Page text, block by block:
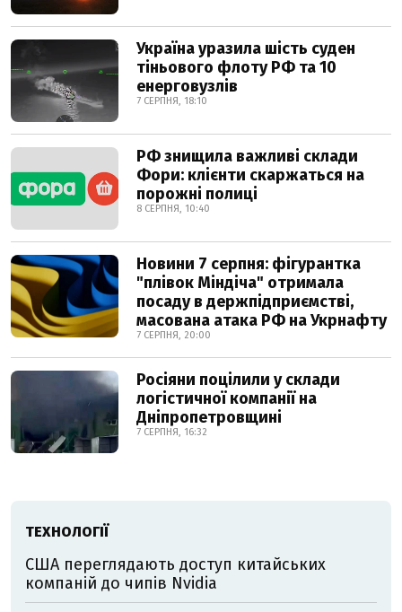
Україна уразила шість суден
тіньового флоту РФ та 10
енерговузлів
7 СЕРПНЯ, 18:10
РФ знищила важливі склади
Фори: клієнти скаржаться на
порожні полиці
8 СЕРПНЯ, 10:40
Новини 7 серпня: фігурантка
"плівок Міндіча" отримала
посаду в держпідприємстві,
масована атака РФ на Укрнафту
7 СЕРПНЯ, 20:00
Росіяни поцілили у склади
логістичної компанії на
Дніпропетровщині
7 СЕРПНЯ, 16:32
ТЕХНОЛОГІЇ
США переглядають доступ китайських
компаній до чипів Nvidia